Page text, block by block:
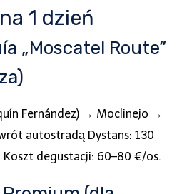
1 dzień
„Moscatel Route”
Fernández) → Moclinejo →
autostradą Dystans: 130
Koszt degustacji: 60–80 €/os.